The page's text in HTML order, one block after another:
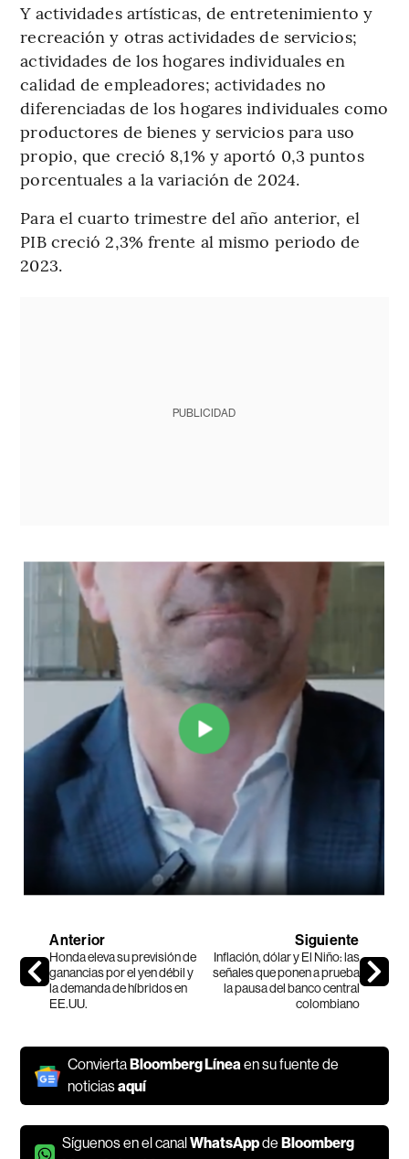
Y actividades artísticas, de entretenimiento y
recreación y otras actividades de servicios;
actividades de los hogares individuales en
calidad de empleadores; actividades no
diferenciadas de los hogares individuales como
productores de bienes y servicios para uso
propio, que creció 8,1% y aportó 0,3 puntos
porcentuales a la variación de 2024.
Para el cuarto trimestre del año anterior, el
PIB creció 2,3% frente al mismo periodo de
2023.
PUBLICIDAD
Anterior
Honda eleva su previsión de
ganancias por el yen débil y
la demanda de híbridos en
EE.UU.
Siguiente
Inflación, dólar y El Niño: las
señales que ponen a prueba
la pausa del banco central
colombiano
Convierta Bloomberg Líneaen su fuente de
noticiasaquí
Síguenos en el canalWhatsAppde Bloomberg